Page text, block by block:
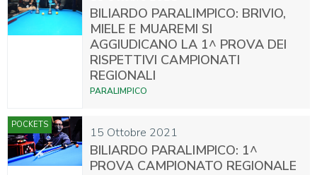
BILIARDO PARALIMPICO: BRIVIO,
MIELE E MUAREMI SI
AGGIUDICANO LA 1^ PROVA DEI
RISPETTIVI CAMPIONATI
REGIONALI
PARALIMPICO
15 Ottobre 2021
POCKETS
BILIARDO PARALIMPICO: 1^
PROVA CAMPIONATO REGIONALE